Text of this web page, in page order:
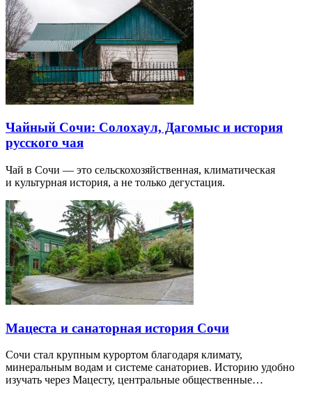
Чайный Сочи: Солохаул, Дагомыс и история
русского чая
Чай в Сочи — это сельскохозяйственная, климатическая
и культурная история, а не только дегустация.
Мацеста и санаторная история Сочи
Сочи стал крупным курортом благодаря климату,
минеральным водам и системе санаториев. Историю удобно
изучать через Мацесту, центральные общественные…